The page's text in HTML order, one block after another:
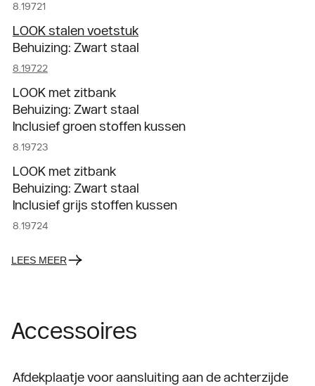
8.19721
LOOK stalen voetstuk
Behuizing: Zwart staal
8.19722
LOOK met zitbank
Behuizing: Zwart staal
Inclusief groen stoffen kussen
8.19723
LOOK met zitbank
Behuizing: Zwart staal
Inclusief grijs stoffen kussen
8.19724
LEES MEER
Accessoires
Afdekplaatje voor aansluiting aan de achterzijde